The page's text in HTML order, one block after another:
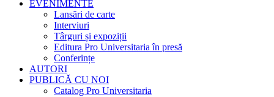
EVENIMENTE
Lansări de carte
Interviuri
Târguri și expoziții
Editura Pro Universitaria în presă
Conferințe
AUTORI
PUBLICĂ CU NOI
Catalog Pro Universitaria